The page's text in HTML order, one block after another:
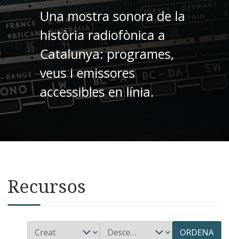
Una mostra sonora de la
història radiofònica a
Catalunya: programes,
veus i emissores
accessibles en línia.
Recursos
ORDENA